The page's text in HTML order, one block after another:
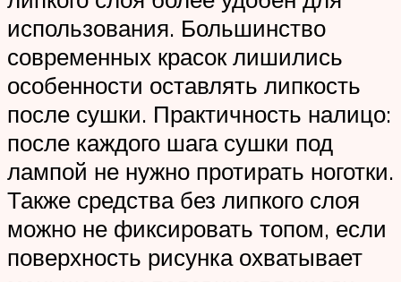
использования. Большинство
современных красок лишились
особенности оставлять липкость
после сушки. Практичность налицо:
после каждого шага сушки под
лампой не нужно протирать ноготки.
Также средства без липкого слоя
можно не фиксировать топом, если
поверхность рисунка охватывает